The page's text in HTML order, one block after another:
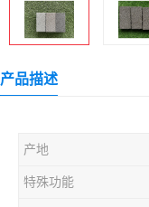
产品描述
产地
特殊功能